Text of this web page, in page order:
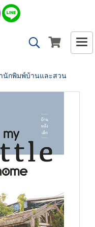
นักพิมพ์บ้านและสวน